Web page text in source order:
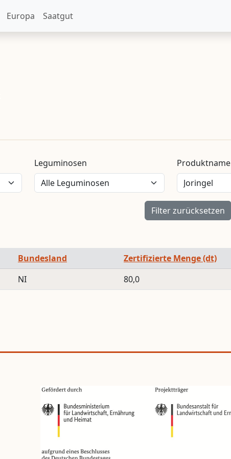
Europa Saatgut
Leguminosen Produktname
Filter zurücksetzen
Bundesland
Zertifizierte Menge (dt)
NI 80,0